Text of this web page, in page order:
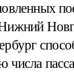
числа